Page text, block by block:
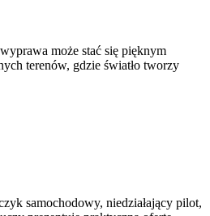
może stać się pięknym
terenów, gdzie światło tworzy
samochodowy, niedziałający pilot,